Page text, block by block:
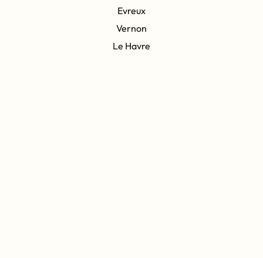
Evreux
Vernon
Le Havre